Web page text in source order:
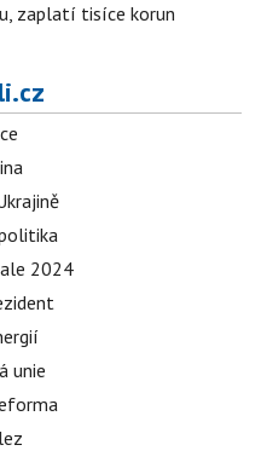
zaplatí tisíce korun
2024
unie